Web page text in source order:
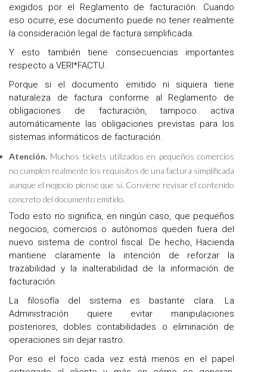
exigidos por el Reglamento de facturación. Cuando
eso ocurre, ese documento puede no tener realmente
la consideración legal de factura simplificada.
Y esto también tiene consecuencias importantes
respecto a VERI*FACTU.
Porque si el documento emitido ni siquiera tiene
naturaleza de factura conforme al Reglamento de
obligaciones de facturación, tampoco activa
automáticamente las obligaciones previstas para los
sistemas informáticos de facturación.
Atención. Muchos tickets utilizados en pequeños comercios
no cumplen realmente los requisitos de una factura simplificada
aunque el negocio piense que sí. Conviene revisar el contenido
concreto del documento emitido.
Todo esto no significa, en ningún caso, que pequeños
negocios, comercios o autónomos queden fuera del
nuevo sistema de control fiscal. De hecho, Hacienda
mantiene claramente la intención de reforzar la
trazabilidad y la inalterabilidad de la información de
facturación.
La filosofía del sistema es bastante clara. La
Administración quiere evitar manipulaciones
posteriores, dobles contabilidades o eliminación de
operaciones sin dejar rastro.
Por eso el foco cada vez está menos en el papel